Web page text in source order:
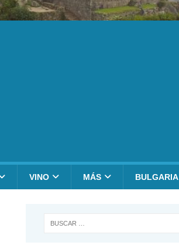
VINO MÁS BULGARIA